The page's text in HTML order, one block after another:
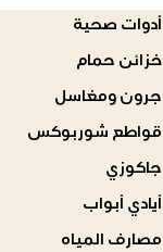
أدوات صحية
خزائن حمام
جرون ومغاسل
قواطع شوربوكس
جاكوزي
أيادي أبواب
مصارف المياه